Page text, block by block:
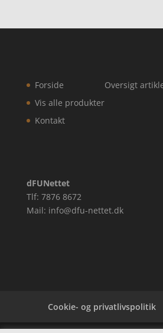
Forside
Vis alle produkter
Kontakt
Oversigt
dFUNettet
Tlf: 7876 8672
Mail: info@dfu-nettet.dk
Cookie- og privatlivspolitik